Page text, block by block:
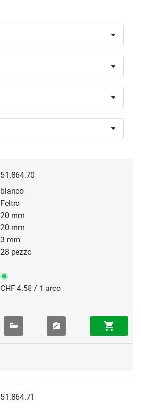
51.864.70
bianco
Feltro
20 mm
20 mm
3 mm
28 pezzo
CHF 4.58 / 1 arco
51.864.71